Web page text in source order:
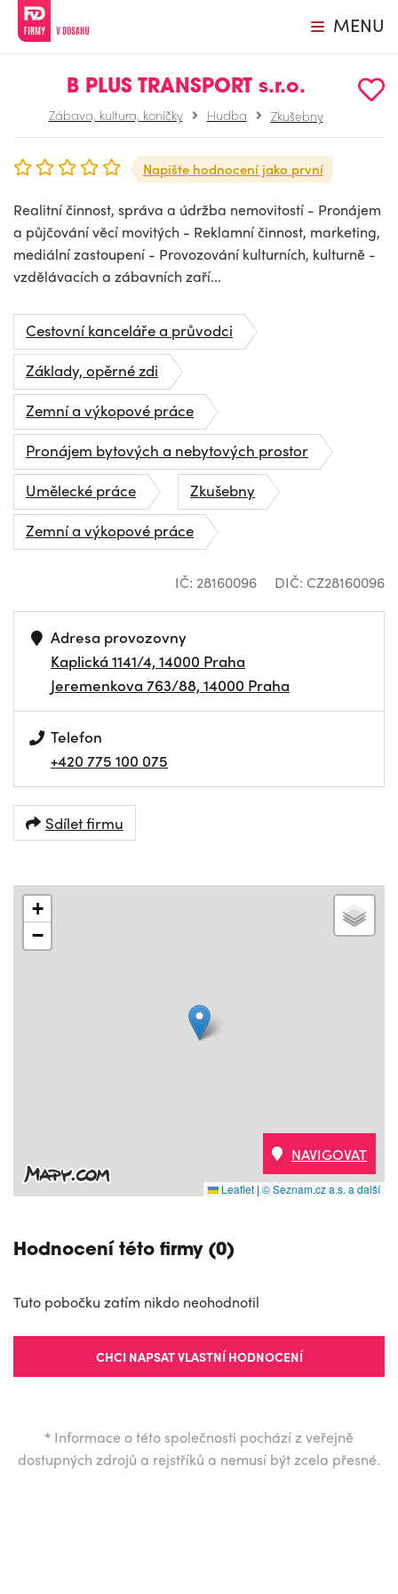
MENU
B PLUS TRANSPORT s.r.o.
Zábava, kultura, koníčky Hudba Zkušebny
Napište hodnocení jako první
Realitní činnost, správa a údržba nemovitostí - Pronájem
a půjčování věcí movitých - Reklamní činnost, marketing,
mediální zastoupení - Provozování kulturních, kulturně -
vzdělávacích a zábavních zaří...
Cestovní kanceláře a průvodci
Základy, opěrné zdi
Zemní a výkopové práce
Pronájem bytových a nebytových prostor
Umělecké práce
Zkušebny
Zemní a výkopové práce
IČ: 28160096 DIČ: CZ28160096
Adresa provozovny
Kaplická 1141/4, 14000 Praha
Jeremenkova 763/88, 14000 Praha
Telefon
+420 775 100 075
Sdílet firmu
+
−
Leaflet | © Seznam.cz a.s. a další
NAVIGOVAT
Hodnocení této firmy (0)
Tuto pobočku zatím nikdo neohodnotil
CHCI NAPSAT VLASTNÍ HODNOCENÍ
* Informace o této společnosti pochází z veřejně
dostupných zdrojů a rejstříků a nemusí být zcela přesné.